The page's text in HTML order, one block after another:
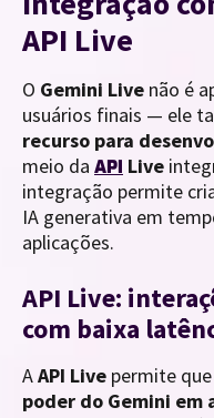
API Live
O Gemini Live não é
usuários finais — ele
recurso para
meio da API Live
integração permite
IA generativa em
aplicações.
API Live:
com baixa
AAPI Live permite que
poder do Gemini em